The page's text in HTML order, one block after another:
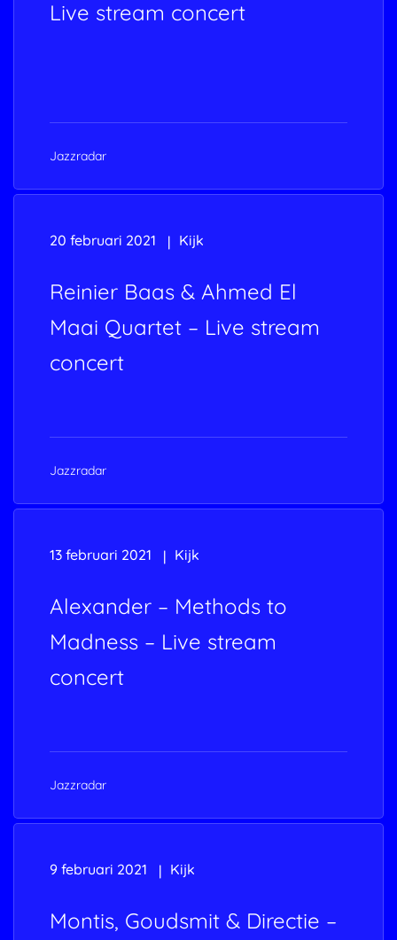
Live stream concert
Jazzradar
20 februari 2021 Kijk
Reinier Baas & Ahmed El
Maai Quartet – Live stream
concert
Jazzradar
13 februari 2021 Kijk
Alexander – Methods to
Madness – Live stream
concert
Jazzradar
9 februari 2021 Kijk
Montis, Goudsmit & Directie –